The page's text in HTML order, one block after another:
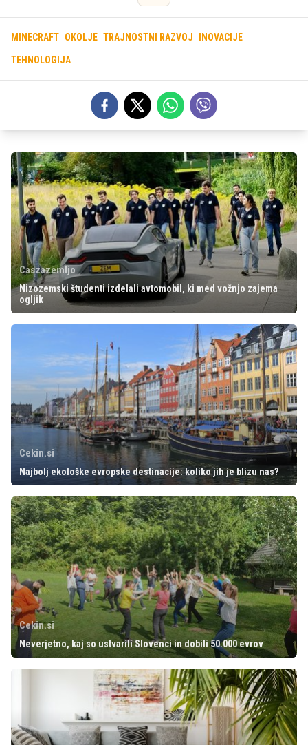
MINECRAFT OKOLJE TRAJNOSTNI RAZVOJ INOVACIJE
TEHNOLOGIJA
Caszazemljo
Nizozemski študenti izdelali avtomobil, ki med vožnjo zajema
ogljik
Cekin.si
Najbolj ekološke evropske destinacije: koliko jih je blizu nas?
Cekin.si
Neverjetno, kaj so ustvarili Slovenci in dobili 50.000 evrov